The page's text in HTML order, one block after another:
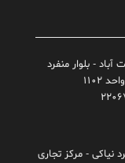
- بلوار منفرد
نیاکی - مرکز تجاری